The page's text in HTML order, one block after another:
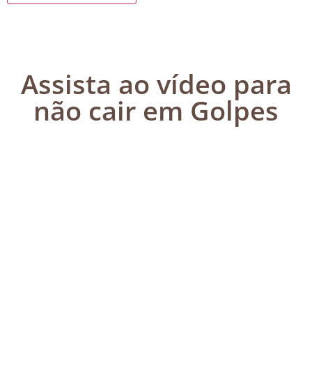
Assista ao vídeo para
não cair em Golpes